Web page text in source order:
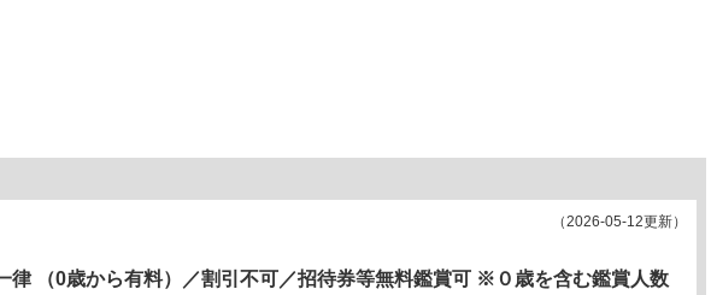
（2026-05-12更新）
律 （0歳から有料）／割引不可／招待券等無料鑑賞可 ※０歳を含む鑑賞人数